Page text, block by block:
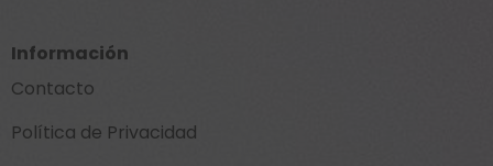
Información
Contacto
Política de Privacidad